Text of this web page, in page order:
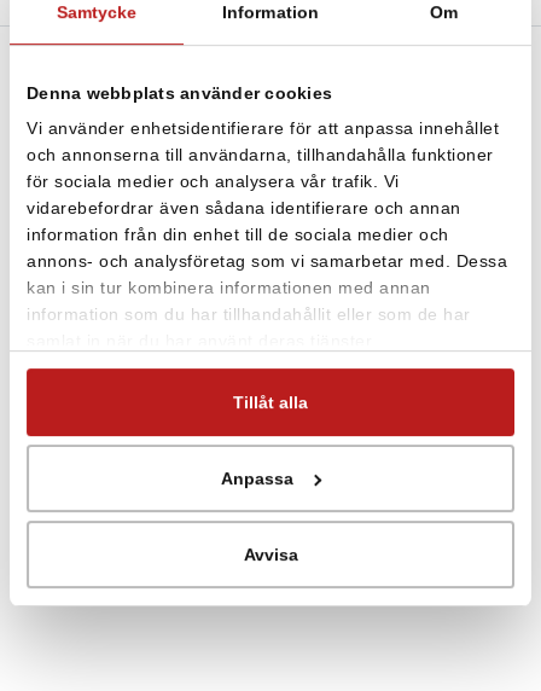
Samtycke Information Om
Denna webbplats använder cookies
Vi använder enhetsidentifierare för att anpassa innehållet
och annonserna till användarna, tillhandahålla funktioner
för sociala medier och analysera vår trafik. Vi
vidarebefordrar även sådana identifierare och annan
information från din enhet till de sociala medier och
annons- och analysföretag som vi samarbetar med. Dessa
kan i sin tur kombinera informationen med annan
information som du har tillhandahållit eller som de har
Tillåt alla
Anpassa
Avvisa
Ytgivare P1000, klass A, för temperaturmätning.
Ytgivare i mässing med kabel. Mätområde -50 till +200°C
och dessa gränser får inte överskridas ens under en kort
period, noggrannhet ±(0,15+0,002 |t|).
Givarens utformning möjliggör att mäta snabba
temperaturförändringar.